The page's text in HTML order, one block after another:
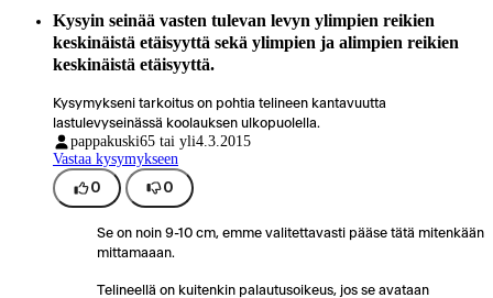
Kysyin seinää vasten tulevan levyn ylimpien reikien
keskinäistä etäisyyttä sekä ylimpien ja alimpien reikien
keskinäistä etäisyyttä.
Kysymykseni tarkoitus on pohtia telineen kantavuutta
lastulevyseinässä koolauksen ulkopuolella.
pappakuski65 tai yli4.3.2015
Vastaa kysymykseen
0 0
Se on noin 9-10 cm, emme valitettavasti pääse tätä mitenkään
mittamaaan.
Telineellä on kuitenkin palautusoikeus, jos se avataan